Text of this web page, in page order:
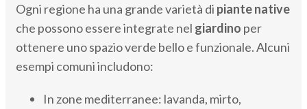
Ogni regione ha una grande varietà di piante native
che possono essere integrate nel giardino per
ottenere uno spazio verde bello e funzionale. Alcuni
esempi comuni includono:
In zone mediterranee: lavanda, mirto,